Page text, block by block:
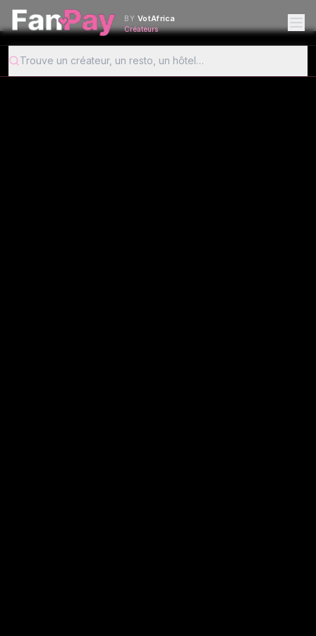
BY VotAfrica
Créateurs
Trouve un créateur, un resto, un hôtel…